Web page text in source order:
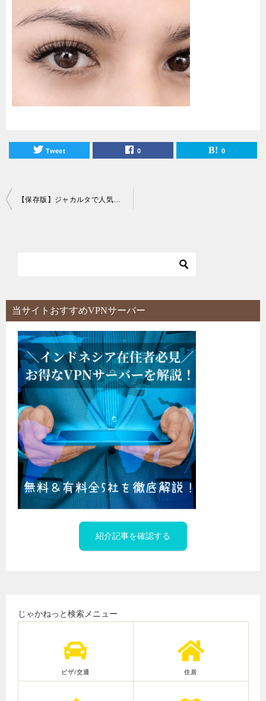
Tweet 0 0
投
シ
ョ
【保存版】ジャカルタで人気のマツエクサロン50店舗からおすすめ10店舗を厳選！
当サイトおすすめVPNサーバー
紹介記事を確認する
じゃかねっと検索メニュー
ビザ/交通 住居